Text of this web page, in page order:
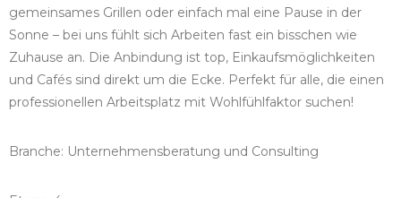
gemeinsames Grillen oder einfach mal eine Pause in der
Sonne – bei uns fühlt sich Arbeiten fast ein bisschen wie
Zuhause an. Die Anbindung ist top, Einkaufsmöglichkeiten
und Cafés sind direkt um die Ecke. Perfekt für alle, die einen
professionellen Arbeitsplatz mit Wohlfühlfaktor suchen!
Branche: Unternehmensberatung und Consulting